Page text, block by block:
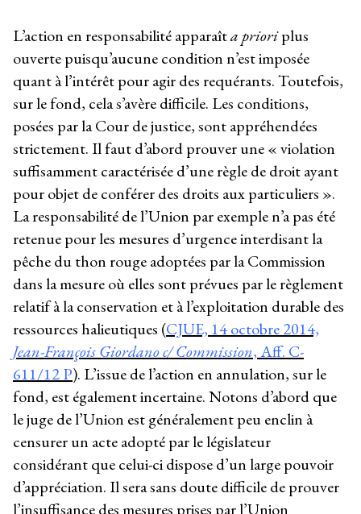
L’action en responsabilité apparaîta prioriplus
ouverte puisqu’aucune condition n’est imposée
quant à l’intérêt pour agir des requérants. Toutefois,
sur le fond, cela s’avère difficile. Les conditions,
posées par la Cour de justice, sont appréhendées
strictement. Il faut d’abord prouver une « violation
suffisamment caractérisée d’une règle de droit ayant
pour objet de conférer des droits aux particuliers ».
La responsabilité de l’Union par exemple n’a pas été
retenue pour les mesures d’urgence interdisant la
pêche du thon rouge adoptées par la Commission
dans la mesure où elles sont prévues par le règlement
relatif à la conservation et à l’exploitation durable des
ressources halieutiques (CJUE, 14 octobre 2014,
Jean-François Giordano c/ Commission, Aff. C-
611/12 P). L’issue de l’action en annulation, sur le
fond, est également incertaine. Notons d’abord que
le juge de l’Union est généralement peu enclin à
censurer un acte adopté par le législateur
considérant que celui-ci dispose d’un large pouvoir
d’appréciation. Il sera sans doute difficile de prouver
l’insuffisance des mesures prises par l’Union